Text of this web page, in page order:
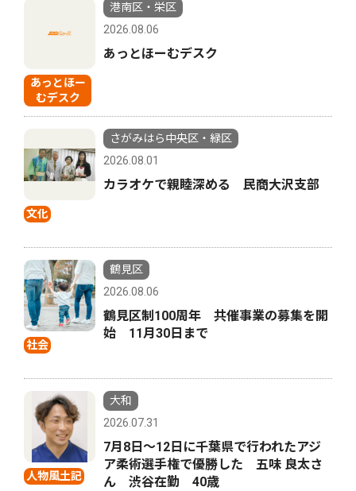
あっとほー
むデスク
港南区・栄区
2026.08.06
あっとほーむデスク
文化
さがみはら中央区・緑区
2026.08.01
カラオケで親睦深める 民商大沢支部
社会
鶴見区
2026.08.06
鶴見区制100周年 共催事業の募集を開
始 11月30日まで
人物風土記
大和
2026.07.31
7月8日〜12日に千葉県で行われたアジ
ア柔術選手権で優勝した 五味 良太さ
ん 渋谷在勤 40歳